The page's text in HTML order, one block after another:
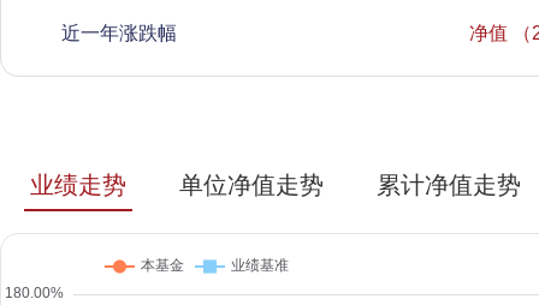
近一年涨跌幅 净值 （
业绩走势 单位净值走势 累计净值走势